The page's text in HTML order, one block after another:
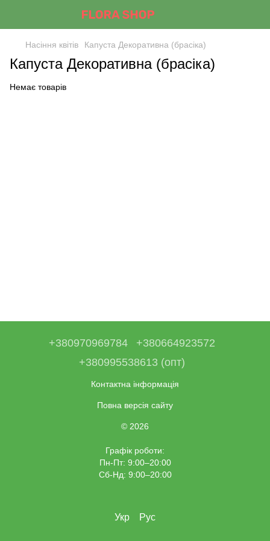
Насіння квітів Капуста Декоративна (брасіка)
Капуста Декоративна (брасіка)
Немає товарів
+380970969784
+380664923572
+380995538613 (опт)
Контактна інформація
Повна версія сайту
© 2026
Графік роботи:
Пн-Пт: 9:00–20:00
Сб-Нд: 9:00–20:00
Укр Рус